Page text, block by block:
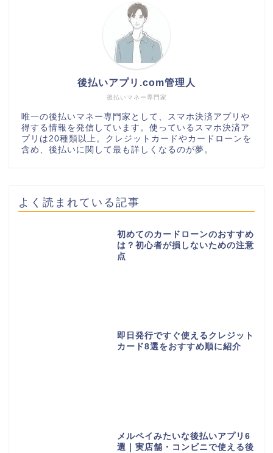
後払いマネー専門家
後払いアプリ.com管理人
唯一の後払いマネー専門家として、スマホ決済アプリや
得する情報を発信しています。使っているスマホ決済ア
プリは20種類以上。クレジットカードやカードローンを
含め、後払いに関して最も詳しくなるのが夢。
よく読まれている記事
初めてのカードローンのおすすめ
は？初心者が損しないための注意
点
即日発行ですぐ使えるクレジット
カード8選をおすすめ順に紹介
メルペイみたいな後払いアプリ6
選｜実店舗・コンビニで使える後